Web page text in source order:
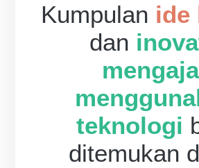
Kumpulan ide
dan
teknologi
ditemukan